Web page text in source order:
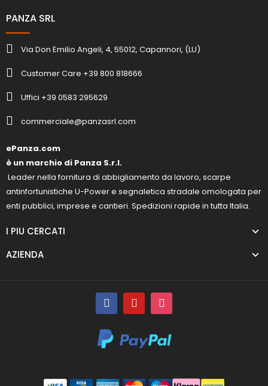
PANZA SRL
Via Don Emilio Angeli, 4, 55012, Capannori, (LU)
Customer Care +39 800 818666
Uffici +39 0583 295629
commerciale@panzasrl.com
ePanza.com
è un marchio di Panza S.r.l.
Leader nella fornitura di abbigliamento da lavoro, scarpe
antinfortunistiche U-Power e segnaletica stradale omologata per
enti pubblici, imprese e cantieri. Spedizioni rapide in tutta Italia.
I PIU CERCATI
AZIENDA